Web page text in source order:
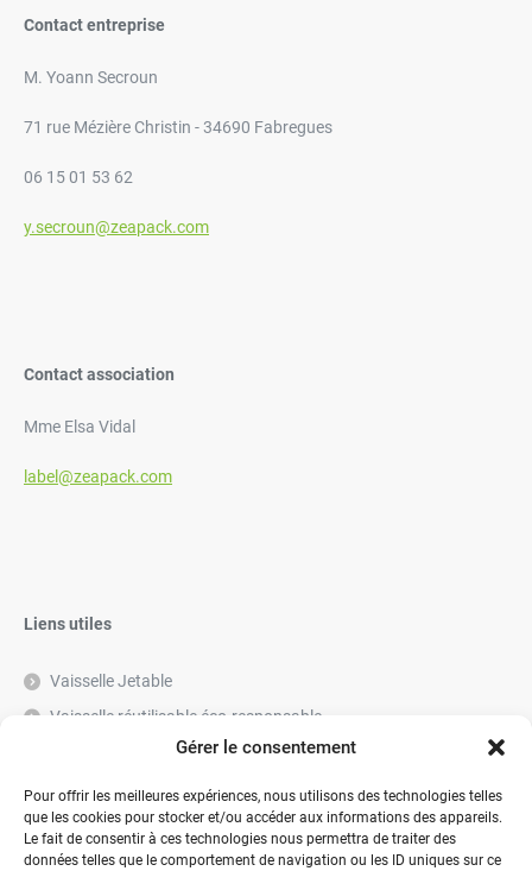
Gérer le consentement
Pour offrir les meilleures expériences, nous utilisons des technologies telles
que les cookies pour stocker et/ou accéder aux informations des appareils.
Le fait de consentir à ces technologies nous permettra de traiter des
données telles que le comportement de navigation ou les ID uniques sur ce
Contact entreprise
M. Yoann Secroun
71 rue Mézière Christin - 34690 Fabregues
06 15 01 53 62
y.secroun@zeapack.com
Contact association
Mme Elsa Vidal
label@zeapack.com
Liens utiles
Vaisselle Jetable
Vaisselle réutilisable éco-responsable